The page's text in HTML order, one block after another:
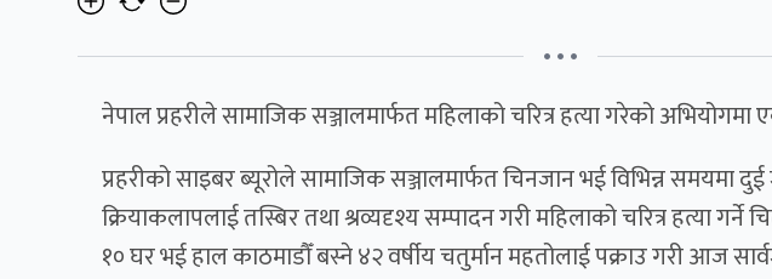
• • •
नेपाल प्रहरीले सामाजिक सञ्जालमार्फत महिलाको चरित्र हत्या गरेको
प्रहरीको साइबर ब्यूरोले सामाजिक सञ्जालमार्फत चिनजान भई विभिन्न समयमा
क्रियाकलापलाई तस्बिर तथा श्रव्यदृश्य सम्पादन गरी महिलाको चरित्र हत्या गर्ने
१० घर भई हाल काठमाडौँ बस्ने ४२ वर्षीय चतुर्मान महतोलाई पक्राउ गरी आज